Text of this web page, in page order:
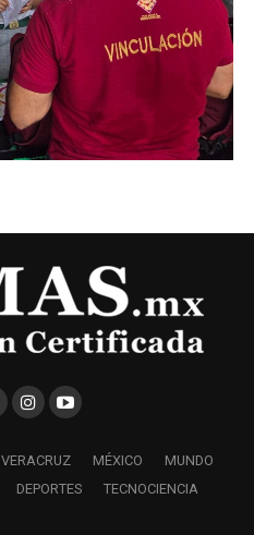
VERACRUZ MÉXICO
MUNDO
DEPORTES TECNOCIENCIA